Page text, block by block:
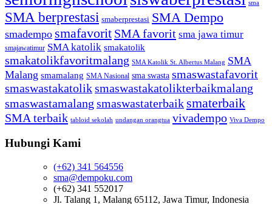
sma
SMA berprestasi smaberprestasi SMA Dempo
smadempo smafavorit SMA favorit sma jawa timur
smajawatimur SMA katolik smakatolik
smakatolikfavoritmalang SMA Katolik St. Albertus Malang SMA
Malang smamalang SMA Nasional sma swasta smaswastafavorit
smaswastakatoliksmaswastakatolikterbaikmalang
smaswastamalang smaswastaterbaik smaterbaik
SMA terbaik tabloid sekolah undangan orangtua vivadempo Viva Dempo
Hubungi Kami
(+62) 341 564556
sma@dempoku.com
(+62) 341 552017
Jl. Talang 1, Malang 65112, Jawa Timur, Indonesia